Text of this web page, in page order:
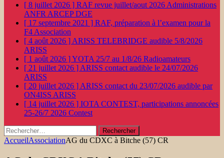
[ 8 juillet 2026 ] RAF revue juillet/aout 2026 Administrations
ANFR ARCEP DGE
[ 17 septembre 2021 ] RAF, préparation à l’examen pour la
F4 Association
[ 4 août 2026 ] ARISS TELEBRIDGE audible 5/8/2026
ARISS
[ 1 août 2026 ]YOTA 25/7 au 1/8/26 Radioamateurs
[ 21 juillet 2026 ] ARISS contact audible le 24/07/2026
ARISS
[ 20 juillet 2026 ] ARISS contact du 23/07/2026 audible par
ON4ISS ARISS
[ 14 juillet 2026 ] IOTA CONTEST, participations annoncées
25-26/7 2026 Contest
Rechercher :
AccueilAssociationAG du CDXC à Bitche (57) CR